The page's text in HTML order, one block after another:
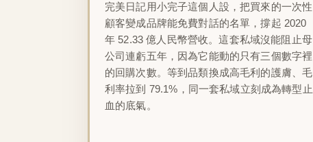
完美日記用小完子這個人設，把買來的一次性
顧客變成品牌能免費對話的名單，撐起 2020
年 52.33 億人民幣營收。這套私域沒能阻止母
公司連虧五年，因為它能動的只有三個數字裡
的回購次數。等到品類換成高毛利的護膚、毛
利率拉到 79.1%，同一套私域立刻成為轉型止
血的底氣。